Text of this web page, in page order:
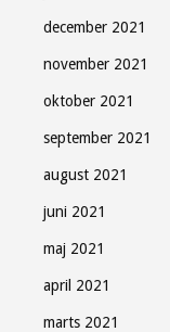
december 2021
november 2021
oktober 2021
september 2021
august 2021
juni 2021
maj 2021
april 2021
marts 2021